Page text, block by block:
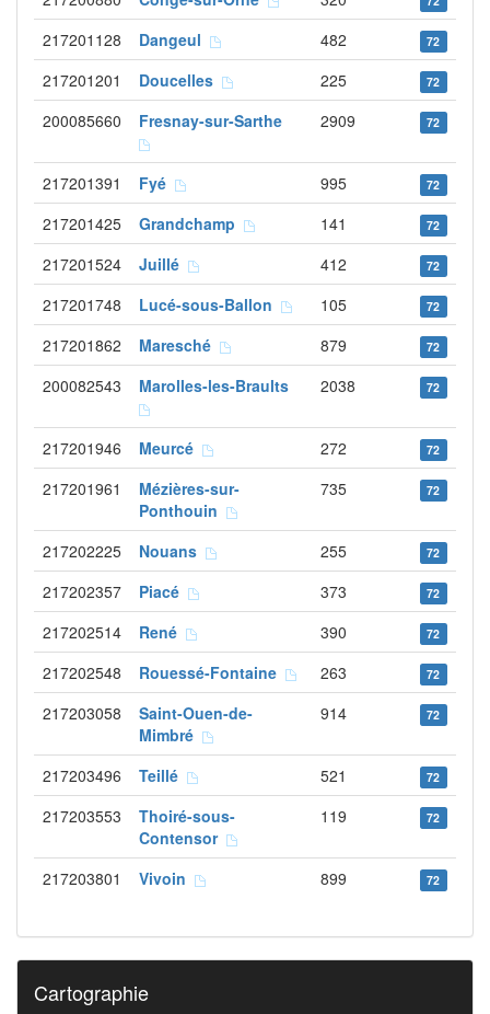
217201128 Dangeul 482 72
217201201 Doucelles 225 72
200085660 Fresnay-sur-Sarthe 2909 72
217201391 Fyé 995 72
217201425 Grandchamp 141 72
217201524 Juillé 412 72
217201748 Lucé-sous-Ballon 105 72
217201862 Maresché 879 72
200082543 Marolles-les-Braults 2038 72
217201946 Meurcé 272 72
217201961
Mézières-sur-
Ponthouin
735 72
217202225 Nouans 255 72
217202357 Piacé 373 72
217202514 René 390 72
217202548 Rouessé-Fontaine 263 72
217203058
Saint-Ouen-de-
Mimbré
914 72
217203496 Teillé 521 72
217203553
Thoiré-sous-
Contensor
119 72
217203801 Vivoin 899 72
Cartographie